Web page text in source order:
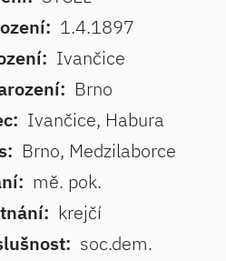
1.4.1897
Ivančice
Brno
Ivančice, Habura
Brno, Medzilaborce
mě. pok.
krejčí
soc.dem.